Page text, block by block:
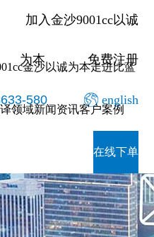
加入金沙9001cc以诚
为本 免费注册
580 english
金沙以诚为本走进比蓝
领域新闻资讯客户案例
在线下单